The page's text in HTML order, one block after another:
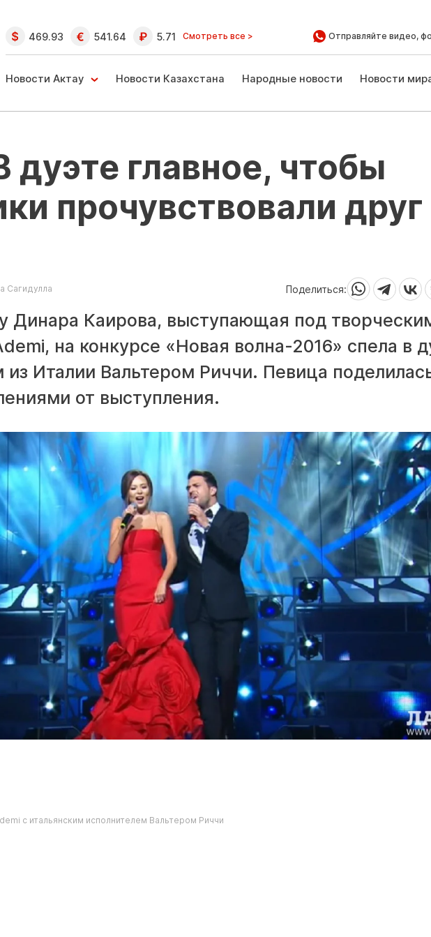
469.93 541.64 5.71 Смотреть все > Отправляйте видео,
Новости Актау Новости Казахстана Народные новости Новости
дуэте главное, чтобы
прочувствовали друг
Сагидулла Поделиться:
Динара Каирова, выступающая под
на конкурсе «Новая волна-2016» спела в
из Италии Вальтером Риччи. Певица
от выступления.
с итальянским исполнителем Вальтером Риччи